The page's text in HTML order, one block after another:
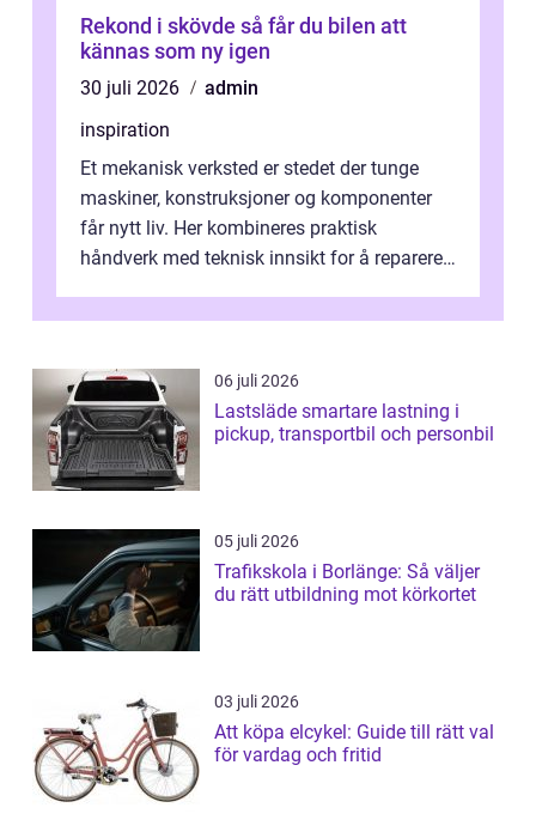
Rekond i skövde så får du bilen att
kännas som ny igen
30 juli 2026
admin
inspiration
Et mekanisk verksted er stedet der tunge
maskiner, konstruksjoner og komponenter
får nytt liv. Her kombineres praktisk
håndverk med teknisk innsikt for å reparere,
06 juli 2026
Lastsläde smartare lastning i
pickup, transportbil och personbil
05 juli 2026
Trafikskola i Borlänge: Så väljer
du rätt utbildning mot körkortet
03 juli 2026
Att köpa elcykel: Guide till rätt val
för vardag och fritid